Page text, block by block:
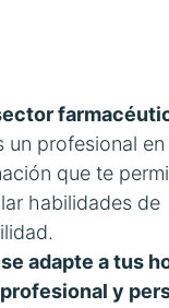
un profesional
que te
habilidades de
adapte a tus
y